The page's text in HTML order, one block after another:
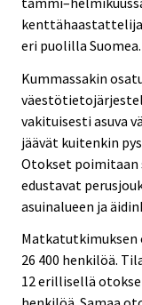
eri puolilla Suomea.
Kummassakin
vakituisesti asuva
jäävät kuitenkin
Otokset poimitaan
edustavat
asuinalueen ja
Matkatutkimuksen
26 400 henkilöä.
12 erillisellä